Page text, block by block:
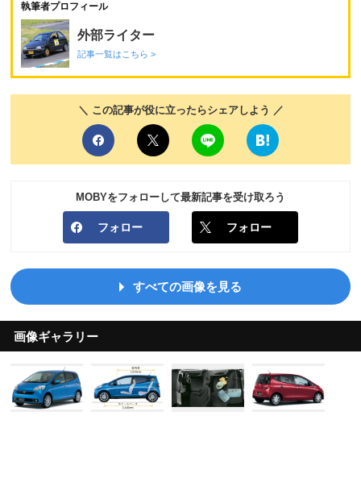
執筆者プロフィール
外部ライター
記事一覧はこちら >
＼ この記事が役に立ったらシェアしよう ／
MOBYをフォローして最新記事を受け取ろう
フォロー フォロー
すべての画像を見る
画像ギャラリー